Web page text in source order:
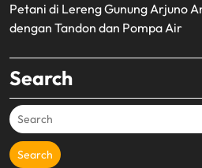
Petani di Lereng Gunung Arjuno
dengan Tandon dan Pompa Air
Search
Search